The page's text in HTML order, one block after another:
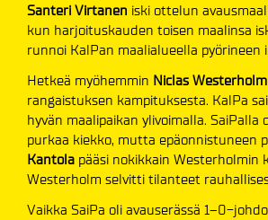
Santeri Virtanen iski ottelun
kun harjoituskauden toisen maalinsa
runnoi KalPan maalialueella pyörineen
Hetkeä myöhemmin Niclas Westerholm
rangaistuksen kampituksesta. KalPa
hyvän maalipaikan ylivoimalla. SaiPalla
purkaa kiekko, mutta epäonnistuneen
Kantola pääsi nokikkain Westerholmin
Westerholm selvitti tilanteet
Vaikka SaiPa oli avauserässä 1–0-